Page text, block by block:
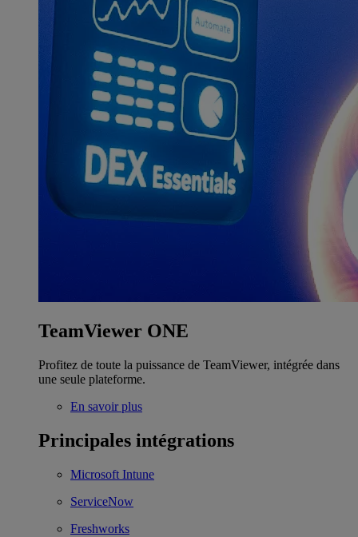
TeamViewer ONE
Profitez de toute la puissance de TeamViewer, intégrée dans
une seule plateforme.
En savoir plus
Principales intégrations
Microsoft Intune
ServiceNow
Freshworks